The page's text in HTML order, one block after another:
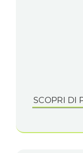
SCOPRI DI